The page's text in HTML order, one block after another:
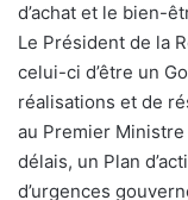
d’achat et le bien-
Le Président de la
celui-ci d’être un
réalisations et de
au Premier
délais, un Plan
d’urgences